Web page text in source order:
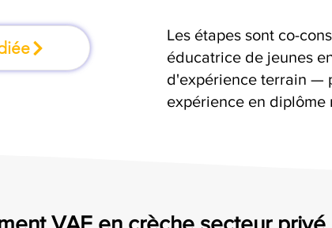
Les étapes sont co-
éducatrice de jeunes
d'expérience terrain —
expérience en diplôme